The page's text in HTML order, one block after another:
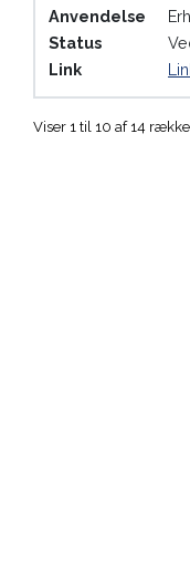
Anvendelse
Status
Link
Viser 1 til 10 af 14